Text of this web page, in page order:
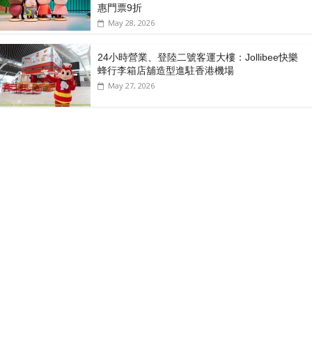
惠門票9折
May 28, 2026
24小時營業、登陸二號客運大樓：Jollibee快樂
蜂行李箱店舖造型進駐香港機場
May 27, 2026